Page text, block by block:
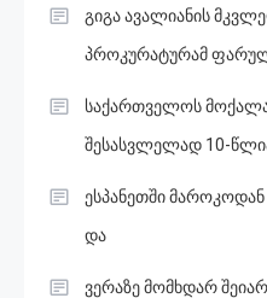
გიგა ავალიანის
პროკურატურამ
საქართველოს
შესასვლელად 10-
ესპანეთში
და
ვერაზე მომხდარ